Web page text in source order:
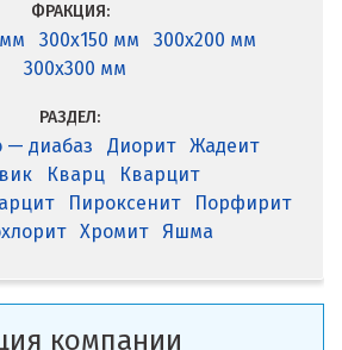
ФРАКЦИЯ:
300x150 мм
300x200 мм
300x300 мм
РАЗДЕЛ:
— диабаз Диорит
Жадеит
Кварц
Кварцит
Пироксенит
Порфирит
Хромит Яшма
компании